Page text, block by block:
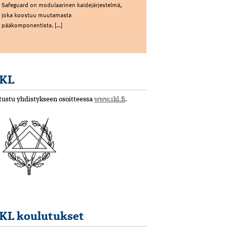
Safeguard on modulaarinen kaidejärjestelmä,
joka koostuu muutamasta
pääkomponentista. […]
yhdistykseen osoitteessa www.rkl.fi.
koulutukset